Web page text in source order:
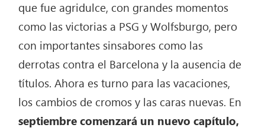
que fue agridulce, con grandes momentos
como las victorias a PSG y Wolfsburgo, pero
con importantes sinsabores como las
derrotas contra el Barcelona y la ausencia de
títulos. Ahora es turno para las vacaciones,
los cambios de cromos y las caras nuevas. En
septiembre comenzará un nuevo capítulo,